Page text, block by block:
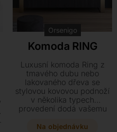
Orsenigo
Komoda RING
Luxusní komoda Ring z
tmavého dubu nebo
lakovaného dřeva se
stylovou kovovou podnoží
v několika typech
provedení dodá vašemu
Tento designový kousek o
Na objednávku